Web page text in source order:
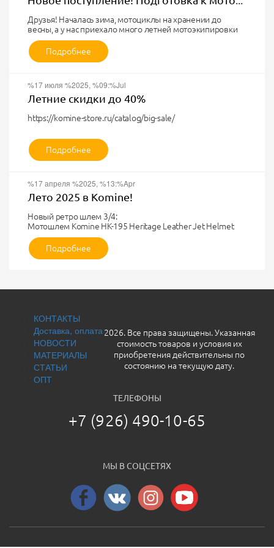
Друзья! Началась зима, мотоциклы на хранении до
весны, а у нас приехало много летней мотоэкипировки
для шикарного мотосезона 2026!
Все новинки и обновленные старые топ позиции по
ссылке в нашем каталоге:
Подробнее
%17 июля %2025, %09:%Jul
Летние скидки до 40%
https://komine-store.ru/catalog/big-sale/
СКИДКИ НЕ СУММИРУЮТСЯ
Цены в розничных магазинах могут отличаться от цен на
сайте! Не оферта!
Подробнее
%17 апреля %2025, %13:%Apr
Лето 2025 в Komine!
Новый ретро шлем 3/4:
Мотошлем Komine HK-195 Heritage Leather Jet Helmet
Новая моточерепаха и новые вставки 2 уровня СЕ
Enigma:
Моточерепаха Komine SK-851 ENIGMA Light CE Inner Body
078 3D Mesh Lining Vest
Внутренний воздушный слой для мотокуртки Komine JK-
084 3D Air Mesh Inner Vest
Подробнее
КОНТАКТЫ
Доставка, оплата
НОВОСТИ
МАТЕРИАЛЫ
СТАТЬИ
ОПТ
ТЕЛЕФОНЫ
+7 (926) 490-10-65
МЫ В СОЦСЕТЯХ
2026. Все права защищены. Указанная
стоимость товаров и условия их
приобретения действительны по
состоянию на текущую дату.